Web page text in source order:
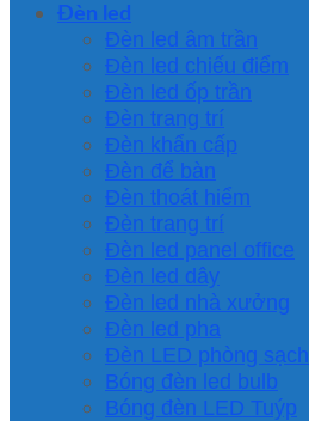
Đèn led
Đèn led âm trần
Đèn led chiếu điểm
Đèn led ốp trần
Đèn trang trí
Đèn khẩn cấp
Đèn để bàn
Đèn thoát hiểm
Đèn trang trí
Đèn led panel office
Đèn led dây
Đèn led nhà xưởng
Đèn led pha
Đèn LED phòng sạch
Bóng đèn led bulb
Bóng đèn LED Tuýp